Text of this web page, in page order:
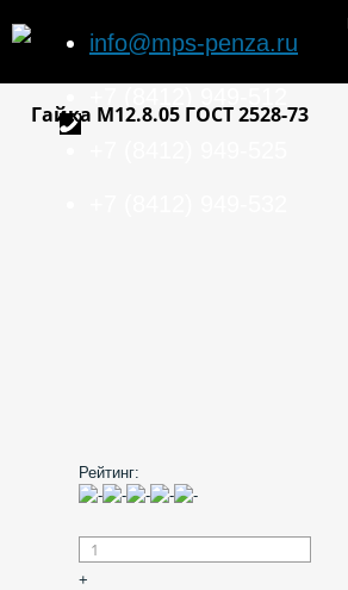
info@mps-penza.ru
Гайка М12.8.05 ГОСТ 2528-73
Рейтинг:
+